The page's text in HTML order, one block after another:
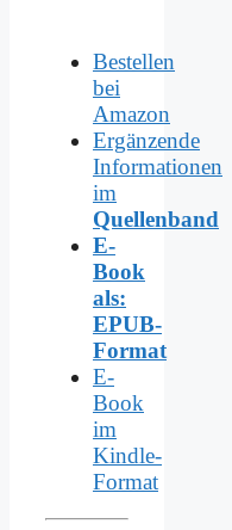
Bestellen
bei
Amazon
Ergänzende
Informationen
im
Quellenband
E-
Book
als:
EPUB-
Format
E-
Book
im
Kindle-
Format